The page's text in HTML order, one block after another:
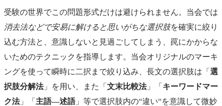
受験の世界でこの問題形式だけは避けられません。当会では
消去法などで安易に解けると思いがちな選択肢を確実に絞り
込む方法と、意識しないと見過ごしてしまう、罠にかからな
いためのテクニックを指導します。当会オリジナルのマーキ
ングを使って瞬時に二択まで絞り込み、長文の選択肢は「 選
択肢分解法」を用い、また「 文末比較法」「 キーワードマー
ク法」「 主語―述語」等で選択肢内の“違い“を意識して微妙